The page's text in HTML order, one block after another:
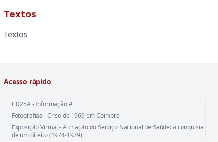
Textos
Textos
Acesso rápido
CD25A - Informação #
Fotografias - Crise de 1969 em Coimbra
Exposição Virtual - A criação do Serviço Nacional de Saúde: a conquista
de um direito (1974-1979)